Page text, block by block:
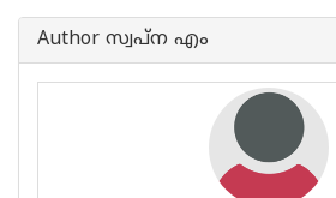
Author സ്വപ്ന എം